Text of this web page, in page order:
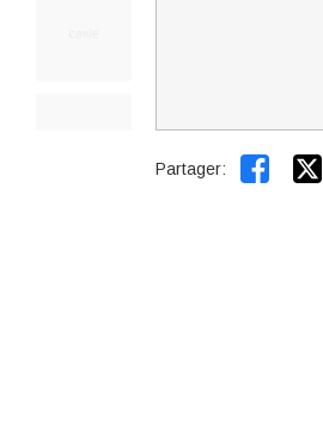
Partager: 